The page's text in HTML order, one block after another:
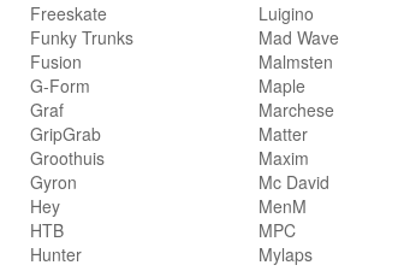
Freeskate
Funky Trunks
Fusion
G-Form
Graf
GripGrab
Groothuis
Gyron
Hey
HTB
Hunter
Luigino
Mad Wave
Malmsten
Maple
Marchese
Matter
Maxim
Mc David
MenM
MPC
Mylaps